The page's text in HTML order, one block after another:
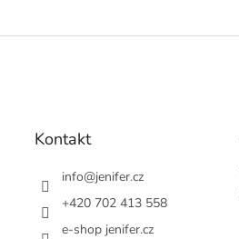
Kontakt
info@jenifer.cz
+420 702 413 558
e-shop jenifer.cz